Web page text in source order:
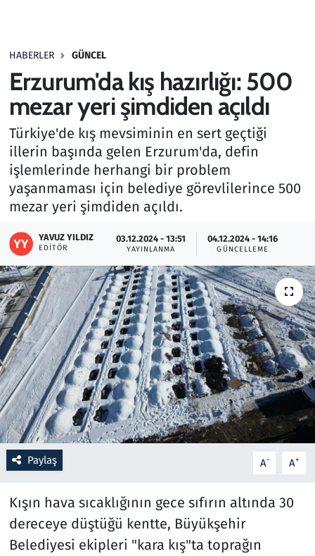
HABERLER GÜNCEL
Erzurum'da kış hazırlığı: 500
mezar yeri şimdiden açıldı
Türkiye'de kış mevsiminin en sert geçtiği
illerin başında gelen Erzurum'da, defin
işlemlerinde herhangi bir problem
yaşanmaması için belediye görevlilerince 500
mezar yeri şimdiden açıldı.
YAVUZ YILDIZ
EDITÖR
03.12.2024 - 13:51
YAYINLANMA
04.12.2024 - 14:16
GÜNCELLEME
Paylaş A- A+
Kışın hava sıcaklığının gece sıfırın altında 30
dereceye düştüğü kentte, Büyükşehir
Belediyesi ekipleri "kara kış"ta toprağın
Haber
Kurumsal Haberler
Lezzet Durağı
Memur ve Kamu
Otomobil
Oyun
Ramazan
Resmi İlanlar
Rüya Tabirleri
Sağlık
Savunma Sanayi
Spor